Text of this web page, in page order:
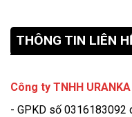
THÔNG TIN LIÊN
Công ty TNHH URANKA
- GPKD số 0316183092